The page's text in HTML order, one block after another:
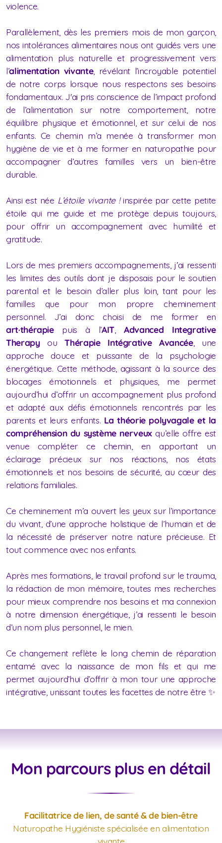
violence.
Parallèlement, dès les premiers mois de mon garçon,
nos intolérances alimentaires nous ont guidés vers une
alimentation plus naturelle et progressivement vers
l’alimentation vivante, révélant l’incroyable potentiel
de notre corps lorsque nous respectons ses besoins
fondamentaux. J'ai pris conscience de l’impact profond
de l’alimentation sur notre comportement, notre
équilibre physique et émotionnel, et sur celui de nos
enfants. Ce chemin m’a menée à transformer mon
hygiène de vie et à me former en naturopathie pour
accompagner d’autres familles vers un bien-être
durable.
Ainsi est née L’étoile vivante !inspirée par cette petite
étoile qui me guide et me protège depuis toujours,
pour offrir un accompagnement avec humilité et
gratitude.
Lors de mes premiers accompagnements, j’ai ressenti
les limites des outils dont je disposais pour le soutien
parental et le besoin d’aller plus loin, tant pour les
familles que pour mon propre cheminement
personnel. J’ai donc choisi de me former en
art·thérapiepuis à l’AIT,Advanced Integrative
TherapyouThérapie Intégrative Avancée, une
approche douce et puissante de la psychologie
énergétique. Cette méthode, agissant à la source des
blocages émotionnels et physiques, me permet
aujourd’hui d’offrir un accompagnement plus profond
et adapté aux défis émotionnels rencontrés par les
parents et leurs enfants. La théorie polyvagale et la
compréhension du système nerveuxqu’elle offre est
venue compléter ce chemin , en apportant un
éclairage précieux sur nos réactions, nos états
émotionnels et nos besoins de sécurité, au cœur des
relations familiales.
Ce cheminement m’a ouvert les yeux sur l’importance
du vivant, d’une approche holistique de l’humain et de
la nécessité de préserver notre nature précieuse. Et
tout commence avec nos enfants.
Après mes formations, le travail profond sur le trauma,
la rédaction de mon mémoire, toutes mes recherches
pour mieux comprendre nos besoins et ma connexion
à notre dimension énergétique, j’ai ressenti le besoin
d’un nom plus personnel, le mien.
Ce changement reflète le long chemin de réparation
entamé avec la naissance de mon fils et qui me
permet aujourd’hui d’offrir à mon tour une approche
intégrative, unissant toutes les facettes de notre être ✨
Mon parcours plus en détail
Facilitatrice de lien, de santé & de bien-être
Naturopathe Hygiéniste spécialisée en alimentation